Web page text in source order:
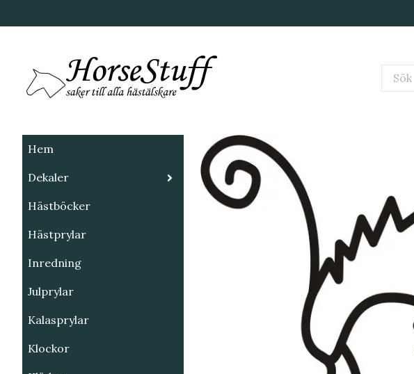
Hem
Dekaler
Hästböcker
Hästprylar
Inredning
Julprylar
Kalasprylar
Klockor